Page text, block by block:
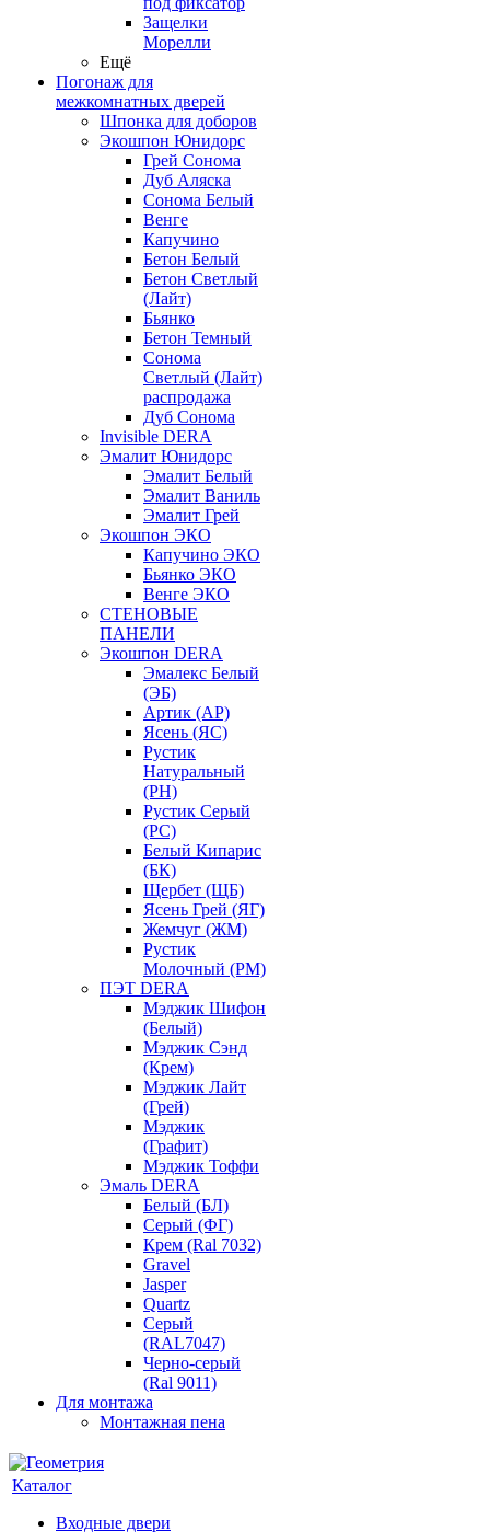
Защелки
Морелли
Ещё
Погонаж для
межкомнатных дверей
Шпонка для доборов
Экошпон Юнидорс
Грей Сонома
Дуб Аляска
Сонома Белый
Венге
Капучино
Бетон Белый
Бетон Светлый
(Лайт)
Бьянко
Бетон Темный
Сонома
Светлый (Лайт)
распродажа
Дуб Сонома
Invisible DERA
Эмалит Юнидорс
Эмалит Белый
Эмалит Ваниль
Эмалит Грей
Экошпон ЭКО
Капучино ЭКО
Бьянко ЭКО
Венге ЭКО
СТЕНОВЫЕ
ПАНЕЛИ
Экошпон DERA
Эмалекс Белый
(ЭБ)
Артик (АР)
Ясень (ЯС)
Рустик
Натуральный
(РН)
Рустик Серый
(РС)
Белый Кипарис
(БК)
Щербет (ЩБ)
Ясень Грей (ЯГ)
Жемчуг (ЖМ)
Рустик
Молочный (РМ)
ПЭТ DERA
Мэджик Шифон
(Белый)
Мэджик Сэнд
(Крем)
Мэджик Лайт
(Грей)
Мэджик
(Графит)
Мэджик Тоффи
Эмаль DERA
Белый (БЛ)
Серый (ФГ)
Крем (Ral 7032)
Gravel
Jasper
Quartz
Серый
(RAL7047)
Черно-серый
(Ral 9011)
Для монтажа
Монтажная пена
Каталог
Входные двери